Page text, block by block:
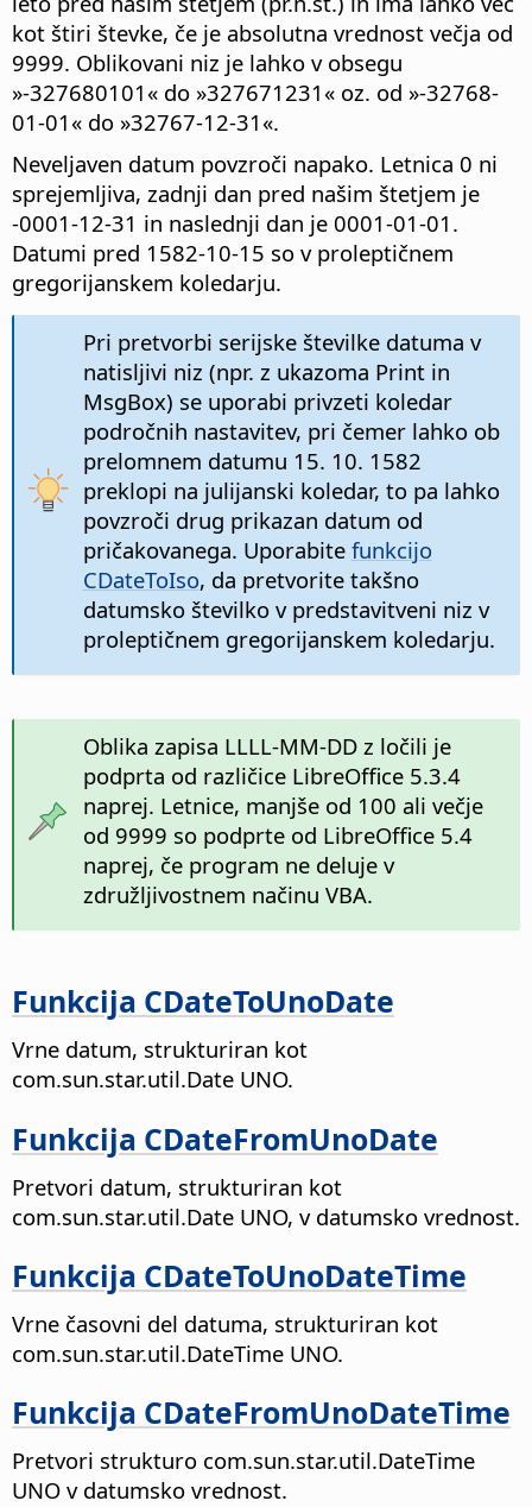
kot štiri števke, če je absolutna vrednost večja od
9999. Oblikovani niz je lahko v obsegu
»-327680101« do »327671231« oz. od »-32768-
01-01« do »32767-12-31«.
Neveljaven datum povzroči napako. Letnica 0 ni
sprejemljiva, zadnji dan pred našim štetjem je
-0001-12-31 in naslednji dan je 0001-01-01.
Datumi pred 1582-10-15 so v proleptičnem
gregorijanskem koledarju.
Pri pretvorbi serijske številke datuma v
natisljivi niz (npr. z ukazoma Print in
MsgBox) se uporabi privzeti koledar
področnih nastavitev, pri čemer lahko ob
prelomnem datumu 15. 10. 1582
preklopi na julijanski koledar, to pa lahko
povzroči drug prikazan datum od
pričakovanega. Uporabite funkcijo
CDateToIso, da pretvorite takšno
datumsko številko v predstavitveni niz v
proleptičnem gregorijanskem koledarju.
Oblika zapisa LLLL-MM-DD z ločili je
podprta od različice LibreOffice 5.3.4
naprej. Letnice, manjše od 100 ali večje
od 9999 so podprte od LibreOffice 5.4
naprej, če program ne deluje v
združljivostnem načinu VBA.
Funkcija CDateToUnoDate
Vrne datum, strukturiran kot
com.sun.star.util.Date UNO.
Funkcija CDateFromUnoDate
Pretvori datum, strukturiran kot
com.sun.star.util.Date UNO, v datumsko vrednost.
Funkcija CDateToUnoDateTime
Vrne časovni del datuma, strukturiran kot
com.sun.star.util.DateTime UNO.
Funkcija CDateFromUnoDateTime
Pretvori strukturo com.sun.star.util.DateTime
UNO v datumsko vrednost.